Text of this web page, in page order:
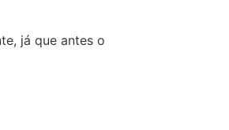
já que antes o